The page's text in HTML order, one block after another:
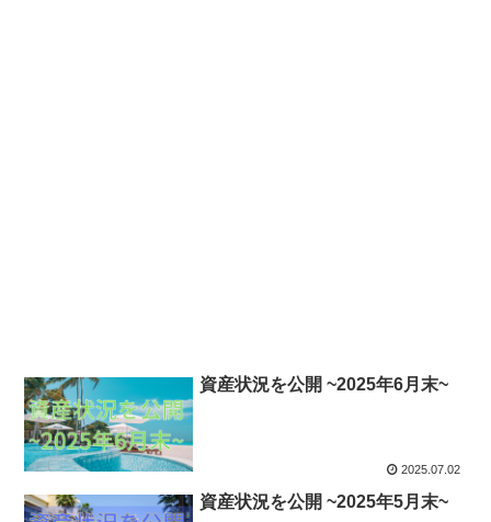
資産状況を公開 ~2025年6月末~
2025.07.02
資産状況を公開 ~2025年5月末~